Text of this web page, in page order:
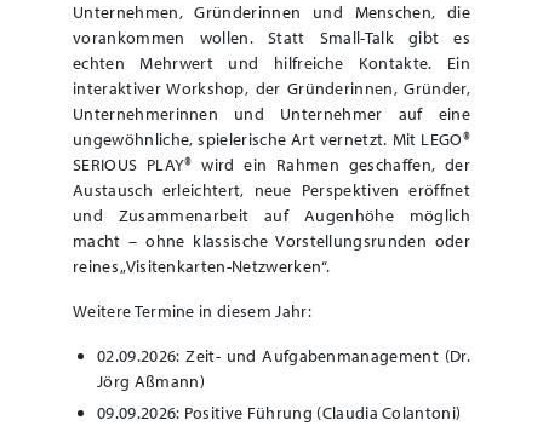
Unternehmen, Gründerinnen und Menschen, die
vorankommen wollen. Statt Small-Talk gibt es
echten Mehrwert und hilfreiche Kontakte. Ein
interaktiver Workshop, der Gründerinnen, Gründer,
Unternehmerinnen und Unternehmer auf eine
ungewöhnliche, spielerische Art vernetzt. Mit LEGO®
SERIOUS PLAY® wird ein Rahmen geschaffen, der
Austausch erleichtert, neue Perspektiven eröffnet
und Zusammenarbeit auf Augenhöhe möglich
macht – ohne klassische Vorstellungsrunden oder
reines „Visitenkarten-Netzwerken“.
Weitere Termine in diesem Jahr:
02.09.2026: Zeit- und Aufgabenmanagement (Dr.
Jörg Aßmann)
09.09.2026: Positive Führung (Claudia Colantoni)